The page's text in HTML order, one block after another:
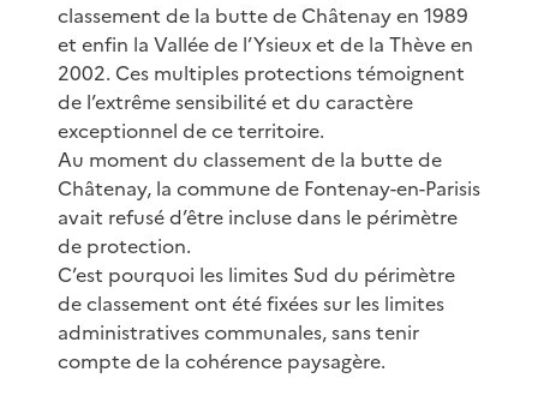
classement de la butte de Châtenay en 1989
et enfin la Vallée de l’Ysieux et de la Thève en
2002. Ces multiples protections témoignent
de l’extrême sensibilité et du caractère
exceptionnel de ce territoire.
Au moment du classement de la butte de
Châtenay, la commune de Fontenay-en-Parisis
avait refusé d’être incluse dans le périmètre
de protection.
C’est pourquoi les limites Sud du périmètre
de classement ont été fixées sur les limites
administratives communales, sans tenir
compte de la cohérence paysagère.